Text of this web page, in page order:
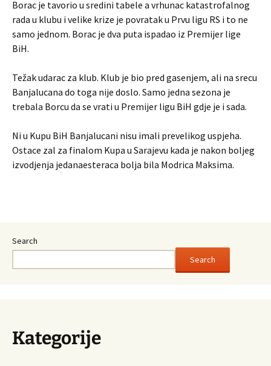
Borac je tavorio u sredini tabele a vrhunac katastrofalnog
rada u klubu i velike krize je povratak u Prvu ligu RS i to ne
samo jednom. Borac je dva puta ispadao iz Premijer lige
BiH.
Težak udarac za klub. Klub je bio pred gasenjem, ali na srecu
Banjalucana do toga nije doslo. Samo jedna sezona je
trebala Borcu da se vrati u Premijer ligu BiH gdje je i sada.
Ni u Kupu BiH Banjalucani nisu imali prevelikog uspjeha.
Ostace zal za finalom Kupa u Sarajevu kada je nakon boljeg
izvodjenja jedanaesteraca bolja bila Modrica Maksima.
Search
Search
Kategorije